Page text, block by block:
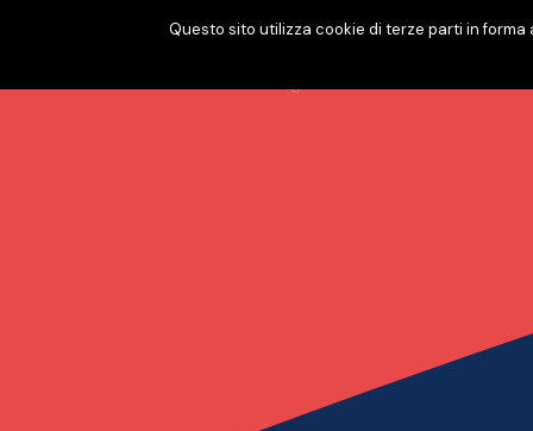
Questo sito utilizza cookie di terze parti in